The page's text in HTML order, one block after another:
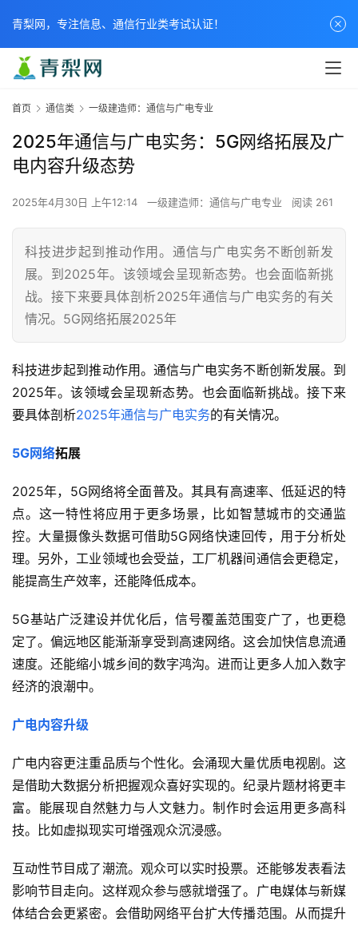
首页 通信类 一级建造师：通信与广电专业
2025年通信与广电实务：5G网络拓展及广
电内容升级态势
2025年4月30日 上午12:14 一级建造师：通信与广电专业 阅读 261
科技进步起到推动作用。通信与广电实务不断创新发
展。到2025年。该领域会呈现新态势。也会面临新挑
战。接下来要具体剖析2025年通信与广电实务的有关
情况。5G网络拓展2025年
科技进步起到推动作用。通信与广电实务不断创新发展。到
2025年。该领域会呈现新态势。也会面临新挑战。接下来
要具体剖析2025年通信与广电实务的有关情况。
5G网络拓展
2025年，5G网络将全面普及。其具有高速率、低延迟的特
点。这一特性将应用于更多场景，比如智慧城市的交通监
控。大量摄像头数据可借助5G网络快速回传，用于分析处
理。另外，工业领域也会受益，工厂机器间通信会更稳定，
能提高生产效率，还能降低成本。
5G基站广泛建设并优化后，信号覆盖范围变广了，也更稳
定了。偏远地区能渐渐享受到高速网络。这会加快信息流通
速度。还能缩小城乡间的数字鸿沟。进而让更多人加入数字
经济的浪潮中。
广电内容升级
广电内容更注重品质与个性化。会涌现大量优质电视剧。这
是借助大数据分析把握观众喜好实现的。纪录片题材将更丰
富。能展现自然魅力与人文魅力。制作时会运用更多高科
技。比如虚拟现实可增强观众沉浸感。
互动性节目成了潮流。观众可以实时投票。还能够发表看法
影响节目走向。这样观众参与感就增强了。广电媒体与新媒
体结合会更紧密。会借助网络平台扩大传播范围。从而提升
青梨网，专注信息、通信行业类考试认证！